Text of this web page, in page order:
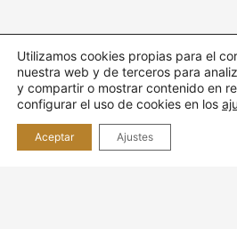
Todos los derechos © 2026
Astra para
Utilizamos cookies propias para el
nuestra web y de terceros para
y compartir o mostrar contenido en
configurar el uso de cookies en los
Aceptar Ajustes